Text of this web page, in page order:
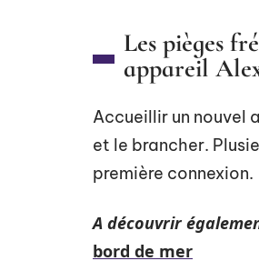
Les pièges
appareil
Accueillir un nouvel
et le brancher.
première connexion.
A découvrir
bord de mer